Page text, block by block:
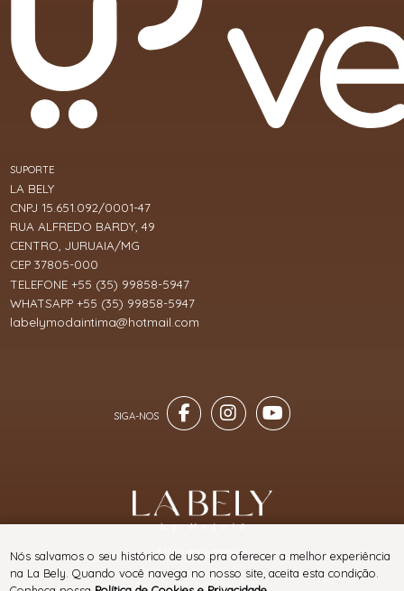
SUPORTE
LA BELY
CNPJ 15.651.092/0001-47
RUA ALFREDO BARDY, 49
CENTRO, JURUAIA/MG
CEP 37805-000
TELEFONE +55 (35) 99858-5947
WHATSAPP +55 (35) 99858-5947
labelymodaintima@hotmail.com
® TODOS DIREITOS RESERVADOS
Nós salvamos o seu histórico de uso pra oferecer a melhor experiência
na La Bely. Quando você navega no nosso site, aceita esta condição.